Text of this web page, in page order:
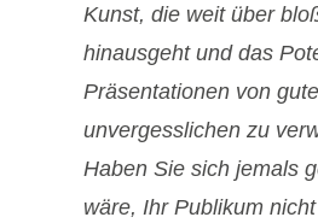
Kunst, die weit über
hinausgeht und das
Präsentationen von
unvergesslichen zu
Haben Sie sich jemals
wäre, Ihr Publikum